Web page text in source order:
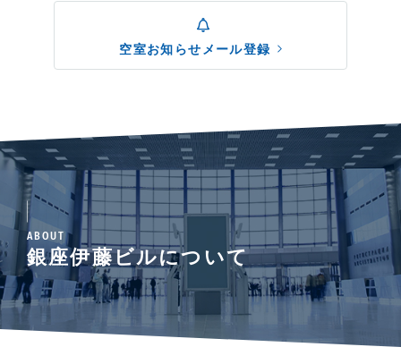
空室お知らせメール登録
ABOUT
銀座伊藤ビルについて